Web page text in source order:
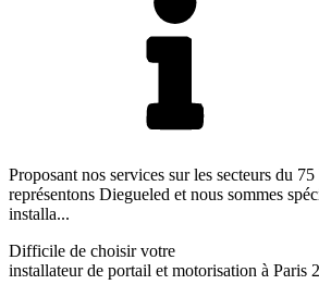
Proposant nos services sur les secteurs du
représentons Diegueled et nous sommes
installa...
Difficile de choisir votre
installateur de portail et motorisation à Paris